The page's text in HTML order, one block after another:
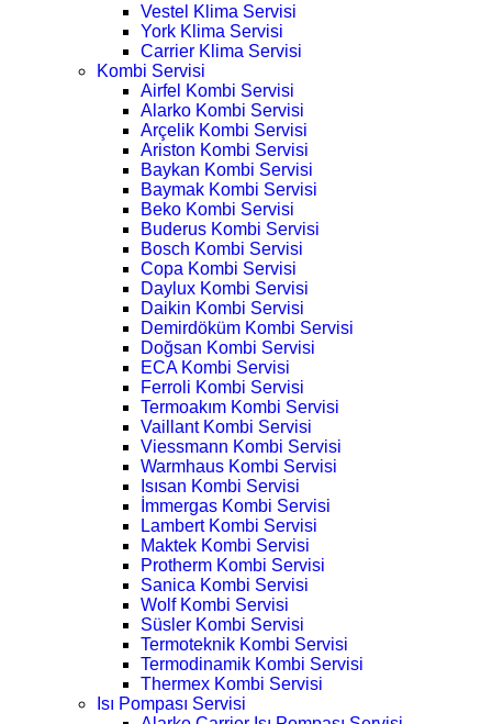
Vestel Klima Servisi
York Klima Servisi
Carrier Klima Servisi
Kombi Servisi
Airfel Kombi Servisi
Alarko Kombi Servisi
Arçelik Kombi Servisi
Ariston Kombi Servisi
Baykan Kombi Servisi
Baymak Kombi Servisi
Beko Kombi Servisi
Buderus Kombi Servisi
Bosch Kombi Servisi
Copa Kombi Servisi
Daylux Kombi Servisi
Daikin Kombi Servisi
Demirdöküm Kombi Servisi
Doğsan Kombi Servisi
ECA Kombi Servisi
Ferroli Kombi Servisi
Termoakım Kombi Servisi
Vaillant Kombi Servisi
Viessmann Kombi Servisi
Warmhaus Kombi Servisi
Isısan Kombi Servisi
İmmergas Kombi Servisi
Lambert Kombi Servisi
Maktek Kombi Servisi
Protherm Kombi Servisi
Sanica Kombi Servisi
Wolf Kombi Servisi
Süsler Kombi Servisi
Termoteknik Kombi Servisi
Termodinamik Kombi Servisi
Thermex Kombi Servisi
Isı Pompası Servisi